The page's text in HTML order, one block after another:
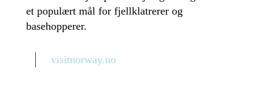
et populært mål for fjellklatrerer og
basehopperer.
visitnorway.no